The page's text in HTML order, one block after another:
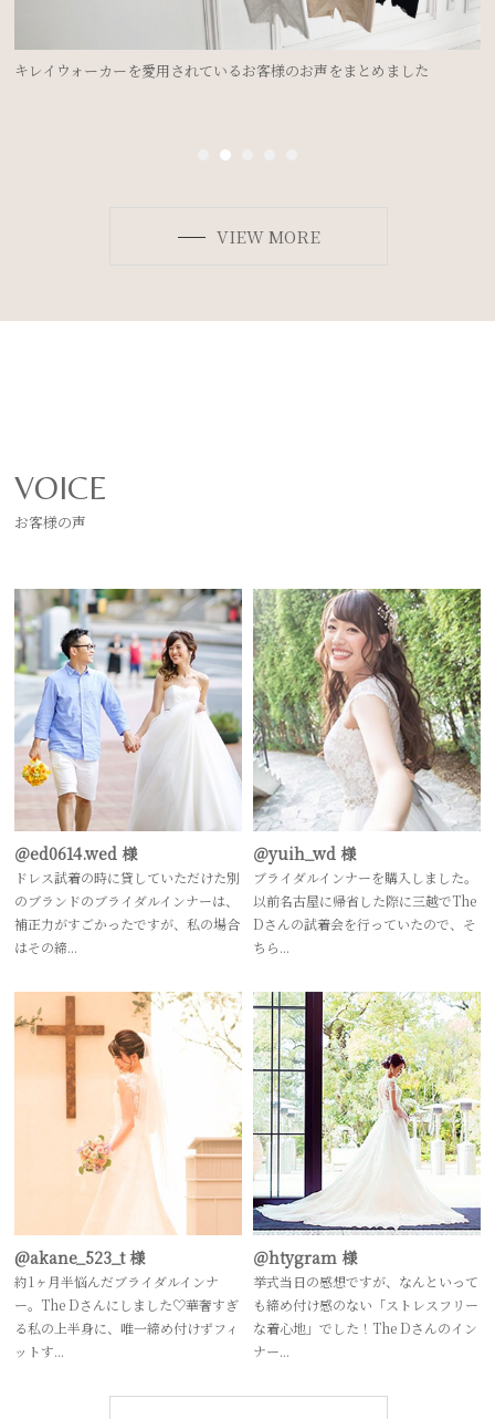
キレイウォーカーを愛用されているお客様のお声をまとめました
VIEW MORE
VOICE
お客様の声
＠ed0614.wed 様
ドレス試着の時に貸していただけた別
のブランドのブライダルインナーは、
補正力がすごかったですが、私の場合
はその締...
＠yuih_wd 様
ブライダルインナーを購入しました。
以前名古屋に帰省した際に三越でThe
Dさんの試着会を行っていたので、そ
ちら...
@akane_523_t 様
約1ヶ月半悩んだブライダルインナ
ー。The Dさんにしました♡華奢すぎ
る私の上半身に、唯一締め付けずフィ
ットす...
＠htygram 様
挙式当日の感想ですが、なんといって
も締め付け感のない「ストレスフリー
な着心地」でした！The Dさんのイン
ナー...